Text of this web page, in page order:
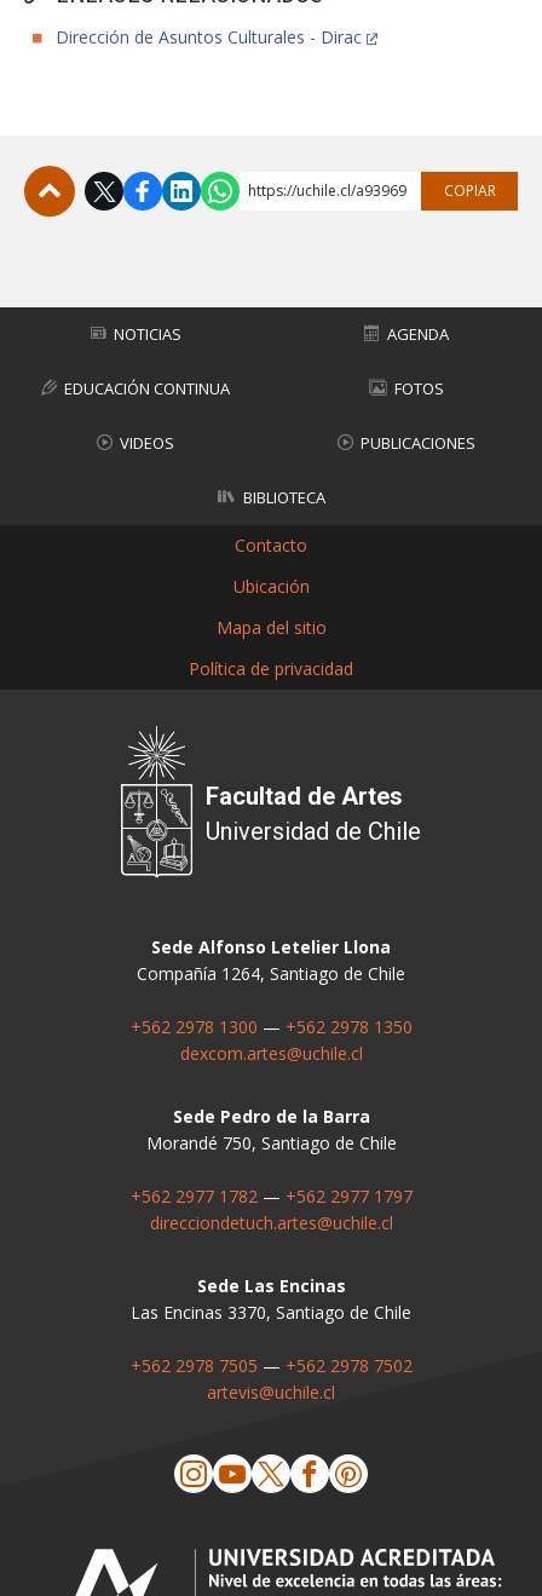
Dirección de Asuntos Culturales - Dirac
https://uchile.cl/a93969 COPIAR
NOTICIAS AGENDA
EDUCACIÓN CONTINUA FOTOS
VIDEOS PUBLICACIONES
BIBLIOTECA
Contacto
Ubicación
Mapa del sitio
Política de privacidad
Facultad de Artes
Universidad de Chile
Sede Alfonso Letelier Llona
Compañía 1264, Santiago de Chile
+562 2978 1300 — +562 2978 1350
dexcom.artes@uchile.cl
Sede Pedro de la Barra
Morandé 750, Santiago de Chile
+562 2977 1782— +562 2977 1797
direcciondetuch.artes@uchile.cl
Sede Las Encinas
Las Encinas 3370, Santiago de Chile
+562 2978 7505 — +562 2978 7502
artevis@uchile.cl